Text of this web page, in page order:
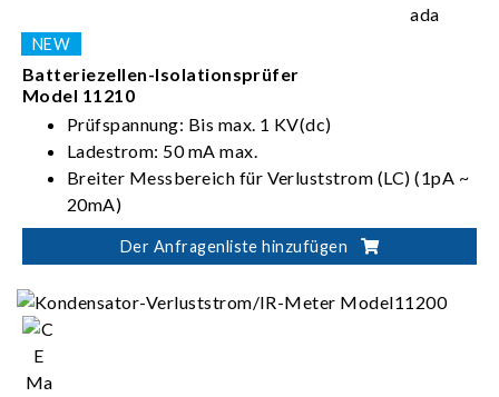
Batteriezellen-Isolationsprüfer
Model 11210
Prüfspannung: Bis max. 1 KV(dc)
Ladestrom: 50 mA max.
Breiter Messbereich für Verluststrom (LC) (1pA ~
20mA)
Automatischer Test in folgender Reihenfolge:
Aufladen-Verweilen-Messen-Entladen
Der Anfragenliste hinzufügen